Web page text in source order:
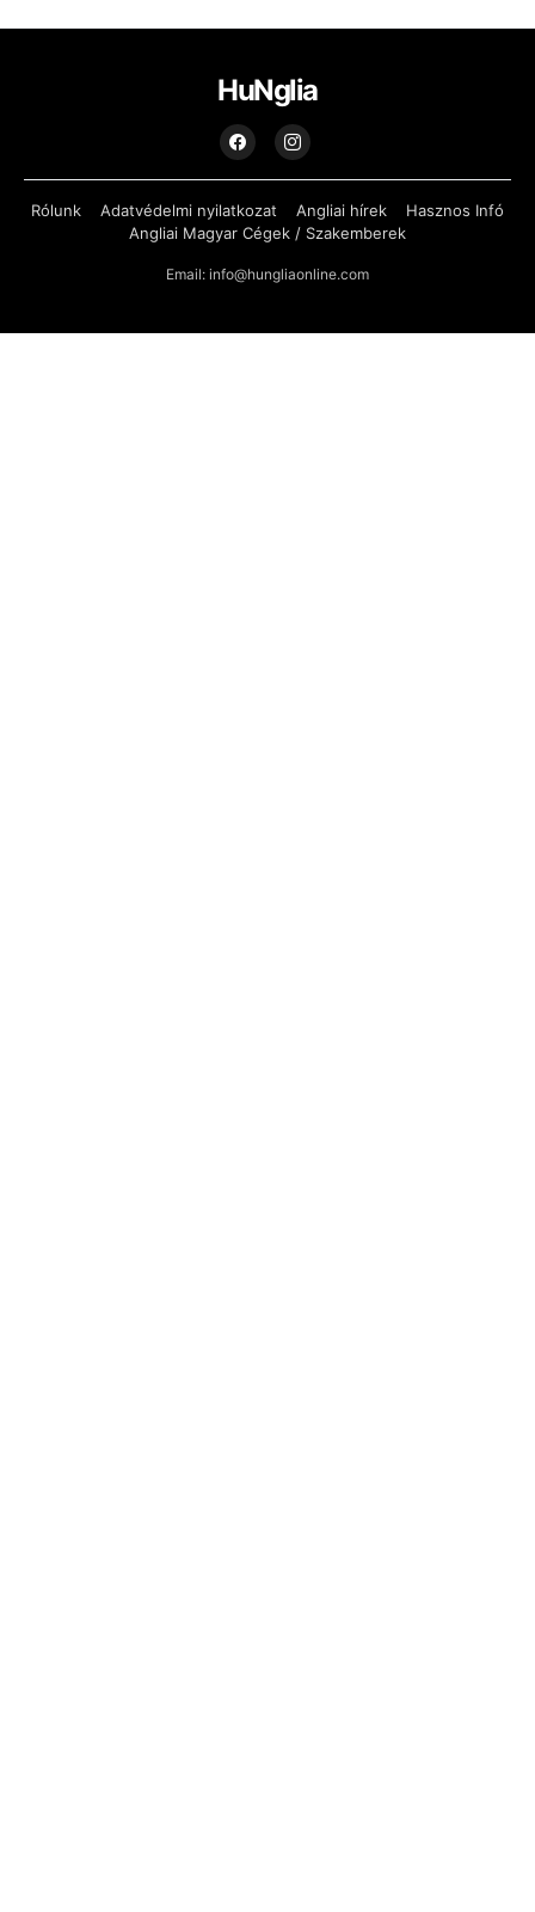
HuNglia
Rólunk Adatvédelmi nyilatkozat Angliai hírek
Hasznos Infó
Angliai Magyar Cégek / Szakemberek
Email: info@hungliaonline.com